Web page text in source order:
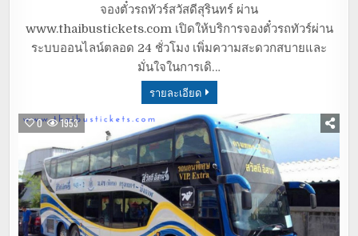
จองตั๋วรถทัวร์สวัสดีสุรินทร์ ผ่าน
www.thaibustickets.com เปิดให้บริการจองตั๋วรถทัวร์ผ่าน
ระบบออนไลน์ตลอด 24 ชั่วโมง เพิ่มความสะดวกสบายและ
มั่นใจในการเดิ…
รายละเอียด
0 1953